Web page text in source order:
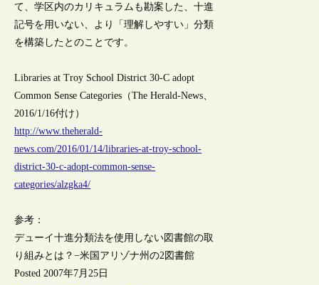
て、学区内のカリキュラムも勘案した、十進
記号を用いない、より「理解しやすい」分類
を構築したとのことです。
Libraries at Troy School District 30-C adopt
Common Sense Categories（The Herald-News、
2016/1/16付け）
http://www.theherald-
news.com/2016/01/14/libraries-at-troy-school-
district-30-c-adopt-common-sense-
categories/alzgka4/
参考：
デューイ十進分類法を使用しない図書館の取
り組みとは？−米国アリゾナ州の2図書館
Posted 2007年7月25日